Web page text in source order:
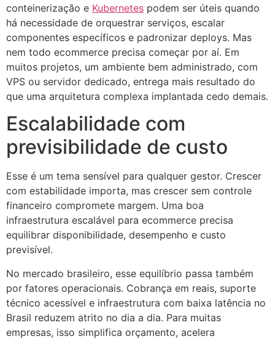
conteinerização e Kubernetes podem ser úteis quando
há necessidade de orquestrar serviços, escalar
componentes específicos e padronizar deploys. Mas
nem todo ecommerce precisa começar por aí. Em
muitos projetos, um ambiente bem administrado, com
VPS ou servidor dedicado, entrega mais resultado do
que uma arquitetura complexa implantada cedo demais.
Escalabilidade com
previsibilidade de custo
Esse é um tema sensível para qualquer gestor. Crescer
com estabilidade importa, mas crescer sem controle
financeiro compromete margem. Uma boa
infraestrutura escalável para ecommerce precisa
equilibrar disponibilidade, desempenho e custo
previsível.
No mercado brasileiro, esse equilíbrio passa também
por fatores operacionais. Cobrança em reais, suporte
técnico acessível e infraestrutura com baixa latência no
Brasil reduzem atrito no dia a dia. Para muitas
empresas, isso simplifica orçamento, acelera